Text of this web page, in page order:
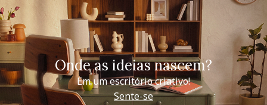
Onde as ideias nascem?
Em um escritório criativo!
Sente-se